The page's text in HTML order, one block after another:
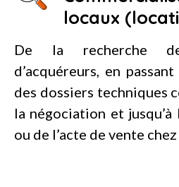
locaux
De la recherche
d’acquéreurs, en
des dossiers techniques
la négociation et
ou de l’acte de vente